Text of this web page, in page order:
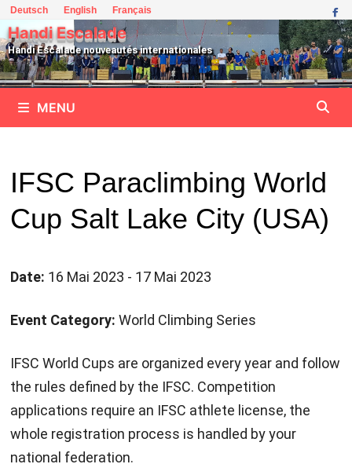
Passer
au
contenu
Deutsch English Français
Handi Escalade
Handi Escalade nouveautés internationales
MENU
IFSC Paraclimbing World
Cup Salt Lake City (USA)
Date: 16 Mai 2023 - 17 Mai 2023
Event Category: World Climbing Series
IFSC World Cups are organized every year and follow
the rules defined by the IFSC. Competition
applications require an IFSC athlete license, the
whole registration process is handled by your
national federation.